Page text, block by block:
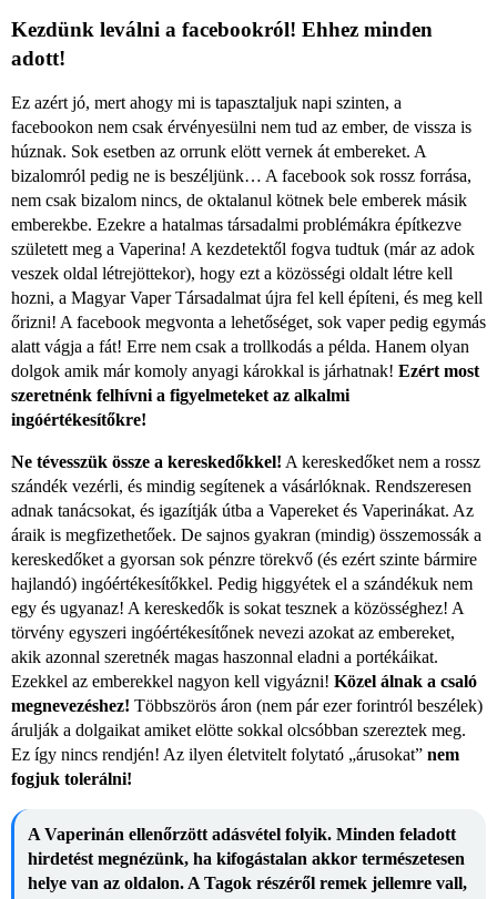
Kezdünk leválni a facebookról! Ehhez minden
adott!
Ez azért jó, mert ahogy mi is tapasztaljuk napi szinten, a
facebookon nem csak érvényesülni nem tud az ember, de vissza is
húznak. Sok esetben az orrunk elött vernek át embereket. A
bizalomról pedig ne is beszéljünk… A facebook sok rossz forrása,
nem csak bizalom nincs, de oktalanul kötnek bele emberek másik
emberekbe. Ezekre a hatalmas társadalmi problémákra építkezve
született meg a Vaperina! A kezdetektől fogva tudtuk (már az adok
veszek oldal létrejöttekor), hogy ezt a közösségi oldalt létre kell
hozni, a Magyar Vaper Társadalmat újra fel kell építeni, és meg kell
őrizni! A facebook megvonta a lehetőséget, sok vaper pedig egymás
alatt vágja a fát! Erre nem csak a trollkodás a példa. Hanem olyan
dolgok amik már komoly anyagi károkkal is járhatnak! Ezért most
szeretnénk felhívni a figyelmeteket az alkalmi
ingóértékesítőkre!
Ne tévesszük össze a kereskedőkkel! A kereskedőket nem a rossz
szándék vezérli, és mindig segítenek a vásárlóknak. Rendszeresen
adnak tanácsokat, és igazítják útba a Vapereket és Vaperinákat. Az
áraik is megfizethetőek. De sajnos gyakran (mindig) összemossák a
kereskedőket a gyorsan sok pénzre törekvő (és ezért szinte bármire
hajlandó) ingóértékesítőkkel. Pedig higgyétek el a szándékuk nem
egy és ugyanaz! A kereskedők is sokat tesznek a közösséghez! A
törvény egyszeri ingóértékesítőnek nevezi azokat az embereket,
akik azonnal szeretnék magas haszonnal eladni a portékáikat.
Ezekkel az emberekkel nagyon kell vigyázni! Közel álnak a csaló
megnevezéshez! Többszörös áron (nem pár ezer forintról beszélek)
árulják a dolgaikat amiket elötte sokkal olcsóbban szereztek meg.
Ez így nincs rendjén! Az ilyen életvitelt folytató „árusokat” nem
fogjuk tolerálni!
A Vaperinán ellenőrzött adásvétel folyik. Minden feladott
hirdetést megnézünk, ha kifogástalan akkor természetesen
helye van az oldalon. A Tagok részéről remek jellemre vall,